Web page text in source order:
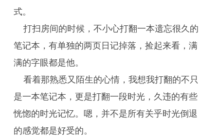
式。
打扫房间的时候，不小心打翻一本遗忘很久的
笔记本，有单独的两页日记掉落，捡起来看，满
满的字眼都是他。
看着那熟悉又陌生的心情，我想我打翻的不只
是一本笔记本，更是打翻一段时光，久违的有些
恍惚的时光记忆。嗯，并不是所有关乎时光倒退
的感觉都是好受的。